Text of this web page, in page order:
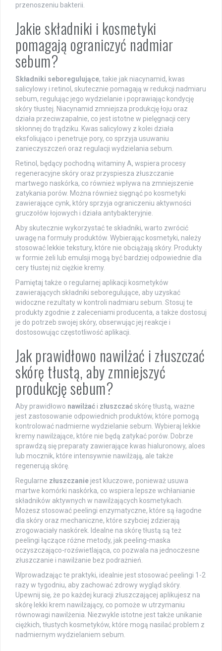
przenoszeniu bakterii.
Jakie składniki i kosmetyki
pomagają ograniczyć nadmiar
sebum?
Składniki seboregulujące, takie jak niacynamid, kwas
salicylowy i retinol, skutecznie pomagają w redukcji nadmiaru
sebum, regulując jego wydzielanie i poprawiając kondycję
skóry tłustej. Niacynamid zmniejsza produkcję łoju oraz
działa przeciwzapalnie, co jest istotne w pielęgnacji cery
skłonnej do trądziku. Kwas salicylowy z kolei działa
eksfoliująco i penetruje pory, co sprzyja usuwaniu
zanieczyszczeń oraz regulacji wydzielania sebum.
Retinol, będący pochodną witaminy A, wspiera procesy
regeneracyjne skóry oraz przyspiesza złuszczanie
martwego naskórka, co również wpływa na zmniejszenie
zatykania porów. Można również sięgnąć po kosmetyki
zawierające cynk, który sprzyja ograniczeniu aktywności
gruczołów łojowych i działa antybakteryjnie.
Aby skutecznie wykorzystać te składniki, warto zwrócić
uwagę na formuły produktów. Wybierając kosmetyki, należy
stosować lekkie tekstury, które nie obciążają skóry. Produkty
w formie żeli lub emulsji mogą być bardziej odpowiednie dla
cery tłustej niż ciężkie kremy.
Pamiętaj także o regularnej aplikacji kosmetyków
zawierających składniki seboregulujące, aby uzyskać
widoczne rezultaty w kontroli nadmiaru sebum. Stosuj te
produkty zgodnie z zaleceniami producenta, a także dostosuj
je do potrzeb swojej skóry, obserwując jej reakcje i
dostosowując częstotliwość aplikacji.
Jak prawidłowo nawilżać i złuszczać
skórę tłustą, aby zmniejszyć
produkcję sebum?
Aby prawidłowo nawilżać i złuszczaćskórę tłustą, ważne
jest zastosowanie odpowiednich produktów, które pomogą
kontrolować nadmierne wydzielanie sebum. Wybieraj lekkie
kremy nawilżające, które nie będą zatykać porów. Dobrze
sprawdzą się preparaty zawierające kwas hialuronowy, aloes
lub mocznik, które intensywnie nawilżają, ale także
regenerują skórę.
Regularne złuszczanie jest kluczowe, ponieważ usuwa
martwe komórki naskórka, co wspiera lepsze wchłanianie
składników aktywnych w nawilżających kosmetykach.
Możesz stosować peelingi enzymatyczne, które są łagodne
dla skóry oraz mechaniczne, które szybciej zdzierają
zrogowaciały naskórek. Idealne na skórę tłustą są też
peelingi łączące różne metody, jak peeling-maska
oczyszczająco-rozświetlająca, co pozwala na jednoczesne
złuszczanie i nawilżanie bez podrażnień.
Wprowadzając te praktyki, idealnie jest stosować peelingi 1-2
razy w tygodniu, aby zachować zdrowy wygląd skóry.
Upewnij się, że po każdej kuracji złuszczającej aplikujesz na
skórę lekki krem nawilżający, co pomoże w utrzymaniu
równowagi nawilżenia. Niezwykle istotne jest także unikanie
ciężkich, tłustych kosmetyków, które mogą nasilać problem z
nadmiernym wydzielaniem sebum.